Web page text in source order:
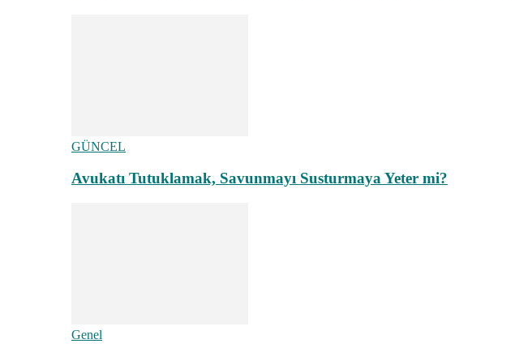
GÜNCEL
Avukatı Tutuklamak, Savunmayı Susturmaya Yeter mi?
Genel